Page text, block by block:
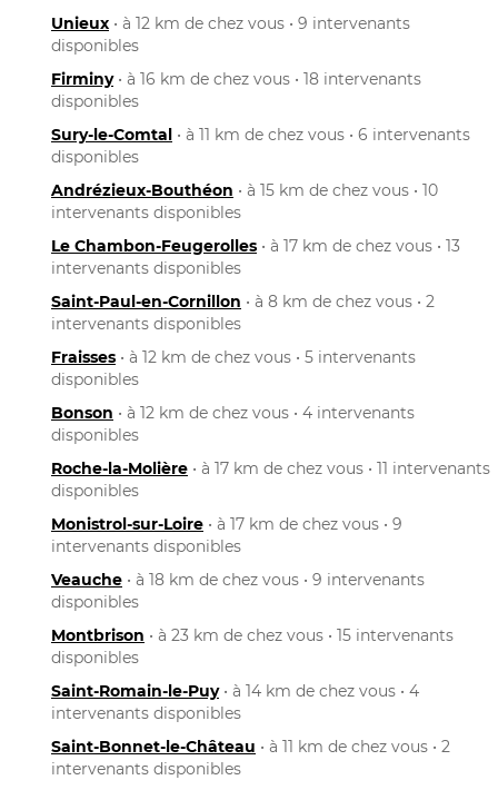
Unieux • à 12 km de chez vous • 9 intervenants
disponibles
Firminy• à 16 km de chez vous • 18 intervenants
disponibles
Sury-le-Comtal • à 11 km de chez vous • 6 intervenants
disponibles
Andrézieux-Bouthéon • à 15 km de chez vous • 10
intervenants disponibles
Le Chambon-Feugerolles • à 17 km de chez vous • 13
intervenants disponibles
Saint-Paul-en-Cornillon • à 8 km de chez vous • 2
intervenants disponibles
Fraisses • à 12 km de chez vous • 5 intervenants
disponibles
Bonson • à 12 km de chez vous • 4 intervenants
disponibles
Roche-la-Molière • à 17 km de chez vous • 11 intervenants
disponibles
Monistrol-sur-Loire • à 17 km de chez vous • 9
intervenants disponibles
Veauche • à 18 km de chez vous • 9 intervenants
disponibles
Montbrison • à 23 km de chez vous • 15 intervenants
disponibles
Saint-Romain-le-Puy• à 14 km de chez vous • 4
intervenants disponibles
Saint-Bonnet-le-Château • à 11 km de chez vous • 2
intervenants disponibles